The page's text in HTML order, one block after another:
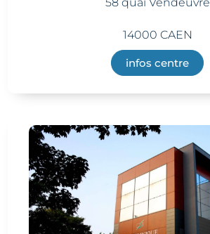
14000 CAEN
infos centre